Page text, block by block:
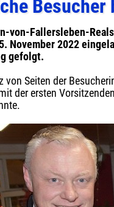
von-Fallersleben-
November 2022
gefolgt.
von Seiten der
der ersten